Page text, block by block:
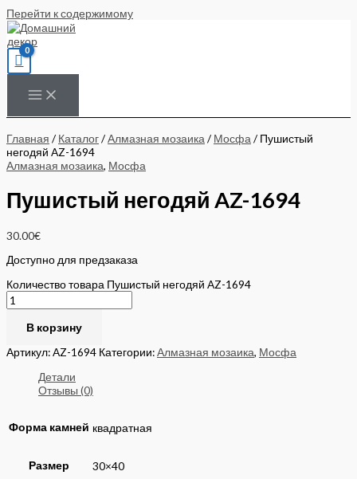
Перейти к содержимому
Главная / Каталог/Алмазная мозаика / Мосфа / Пушистый
негодяй AZ-1694
Алмазная мозаика, Мосфа
Пушистый негодяй AZ-1694
30.00€
Доступно для предзаказа
Количество товара Пушистый негодяй AZ-1694
В корзину
Артикул:AZ-1694 Категории:Алмазная мозаика, Мосфа
Детали
Отзывы (0)
Форма камней квадратная
Размер 30×40